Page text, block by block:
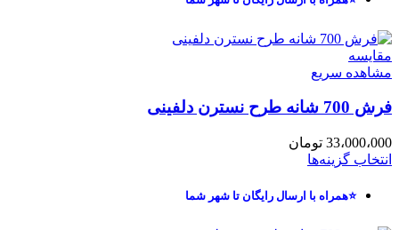
مقایسه
مشاهده سریع
فرش 700 شانه طرح نسترن دلفینی
33،000،000 تومان
انتخاب گزینه‌ها
⭐همراه با ارسال رایگان تا شهر شما